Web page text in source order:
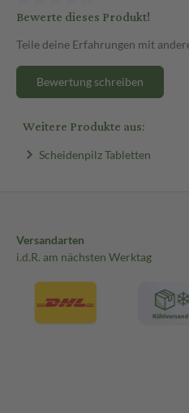
Bewerte dieses Produkt!
Teile deine Erfahrungen mit
Bewertung schreiben
Weitere Produkte aus:
Scheidenpilz Tabletten
Versandarten
i.d.R. am nächsten Werktag